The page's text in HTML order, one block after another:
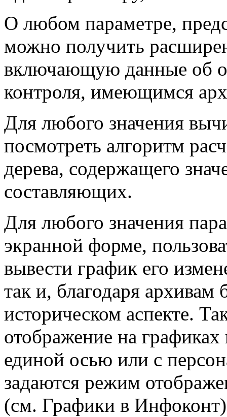
О любом параметре,
можно получить
включающую данные об
контроля, имеющимся
Для любого значения
посмотреть алгоритм
дерева, содержащего
составляющих.
Для любого значения
экранной форме,
вывести график его
так и, благодаря
историческом аспекте.
отображение на
единой осью или с
задаются режим
(см. Графики в